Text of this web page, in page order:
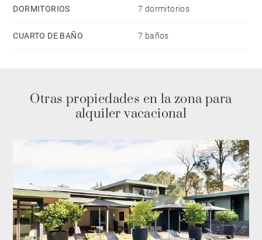
DORMITORIOS 7 dormitorios
CUARTO DE BAÑO 7 baños
Otras propiedades en la zona para
alquiler vacacional